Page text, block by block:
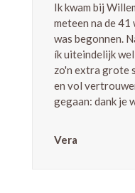
Ik kwam bij
meteen na de 41
was begonnen.
ík uiteindelijk
zo'n extra grote
en vol
gegaan: dank je
Vera